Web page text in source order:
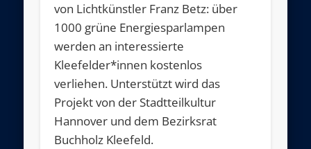
von Lichtkünstler Franz Betz: über
1000 grüne Energiesparlampen
werden an interessierte
Kleefelder*innen kostenlos
verliehen. Unterstützt wird das
Projekt von der Stadtteilkultur
Hannover und dem Bezirksrat
Buchholz Kleefeld.